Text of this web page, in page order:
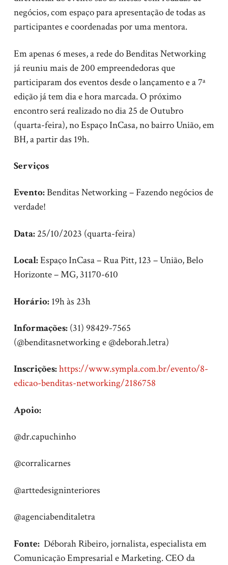
negócios, com espaço para apresentação de todas as
participantes e coordenadas por uma mentora.
Em apenas 6 meses, a rede do Benditas Networking
já reuniu mais de 200 empreendedoras que
participaram dos eventos desde o lançamento e a 7ª
edição já tem dia e hora marcada. O próximo
encontro será realizado no dia 25 de Outubro
(quarta-feira), no Espaço InCasa, no bairro União, em
BH, a partir das 19h.
Serviços
Evento:Benditas Networking – Fazendo negócios de
verdade!
Data:25/10/2023 (quarta-feira)
Local:Espaço InCasa – Rua Pitt, 123 – União, Belo
Horizonte – MG, 31170-610
Horário:19h às 23h
Informações: (31) 98429-7565
(@benditasnetworking e @deborah.letra)
Inscrições:https://www.sympla.com.br/evento/8-
edicao-benditas-networking/2186758
Apoio:
@dr.capuchinho
@corralicarnes
@arttedesigninteriores
@agenciabenditaletra
Fonte:Déborah Ribeiro, jornalista, especialista em
Comunicação Empresarial e Marketing. CEO da